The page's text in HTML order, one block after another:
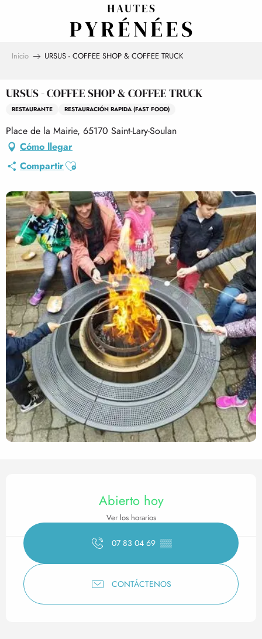
Inicio URSUS - COFFEE SHOP & COFFEE TRUCK
URSUS - COFFEE SHOP & COFFEE TRUCK
RESTAURANTE RESTAURACIÓN RAPIDA (FAST FOOD)
Place de la Mairie, 65170 Saint-Lary-Soulan
Cómo llegar
CompartirAjouter aux favoris
Horarios y datos de
Abierto hoy
Ver los horarios
07 83 04 69 ▒▒
CONTÁCTENOS